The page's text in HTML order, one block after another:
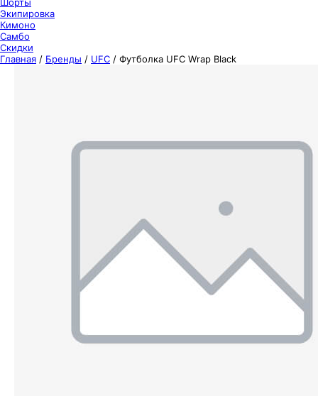
Экипировка
Кимоно
Самбо
Скидки
Главная / Бренды / UFC / Футболка UFC Wrap Black